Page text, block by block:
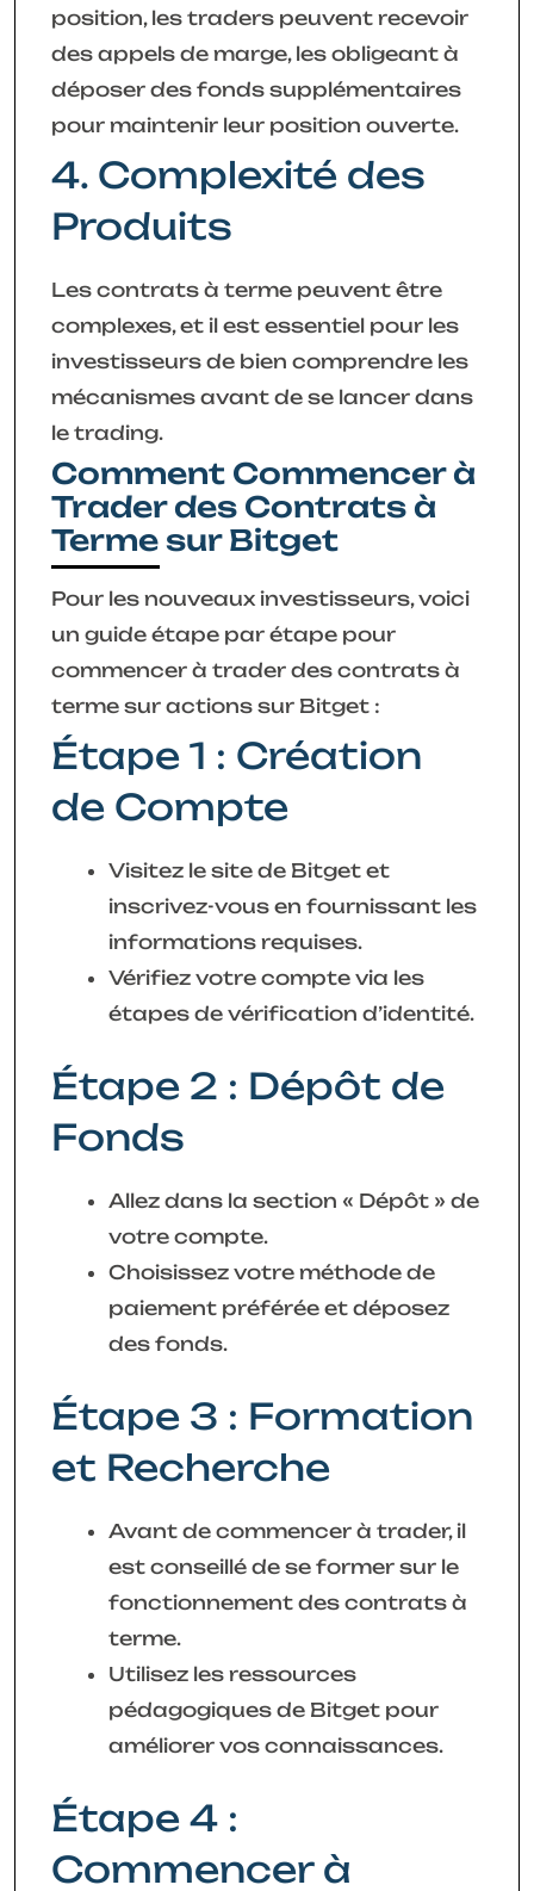
position, les traders peuvent recevoir
des appels de marge, les obligeant à
déposer des fonds supplémentaires
pour maintenir leur position ouverte.
4. Complexité des
Produits
Les contrats à terme peuvent être
complexes, et il est essentiel pour les
investisseurs de bien comprendre les
mécanismes avant de se lancer dans
le trading.
Comment Commencer à
Trader des Contrats à
Terme sur Bitget
Pour les nouveaux investisseurs, voici
un guide étape par étape pour
commencer à trader des contrats à
terme sur actions sur Bitget :
Étape 1 : Création
de Compte
Visitez le site de Bitget et
inscrivez-vous en fournissant les
informations requises.
Vérifiez votre compte via les
étapes de vérification d’identité.
Étape 2 : Dépôt de
Fonds
Allez dans la section « Dépôt » de
votre compte.
Choisissez votre méthode de
paiement préférée et déposez
des fonds.
Étape 3 : Formation
et Recherche
Avant de commencer à trader, il
est conseillé de se former sur le
fonctionnement des contrats à
terme.
Utilisez les ressources
pédagogiques de Bitget pour
améliorer vos connaissances.
Étape 4 :
Commencer à